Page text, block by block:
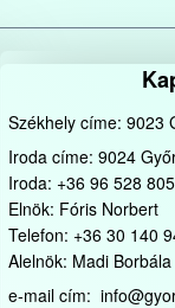
Székhely címe: 9023
Iroda címe: 9024
Iroda: +36 96 528 805
Elnök: Fóris Norbert
Telefon: +36 30 140
Alelnök: Madi Borbála
e-mail cím: